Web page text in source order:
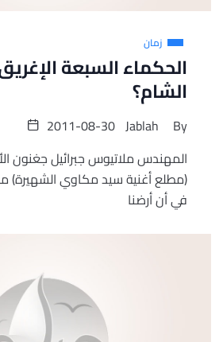
زمان
الحكماء السبعة
الشام؟
By
Jablah
2011-08-30
المهندس ملاتيوس جبرائيل جغنون
(مطلع أغنية سيد مكاوي الشهيرة)
في أن أرضنا